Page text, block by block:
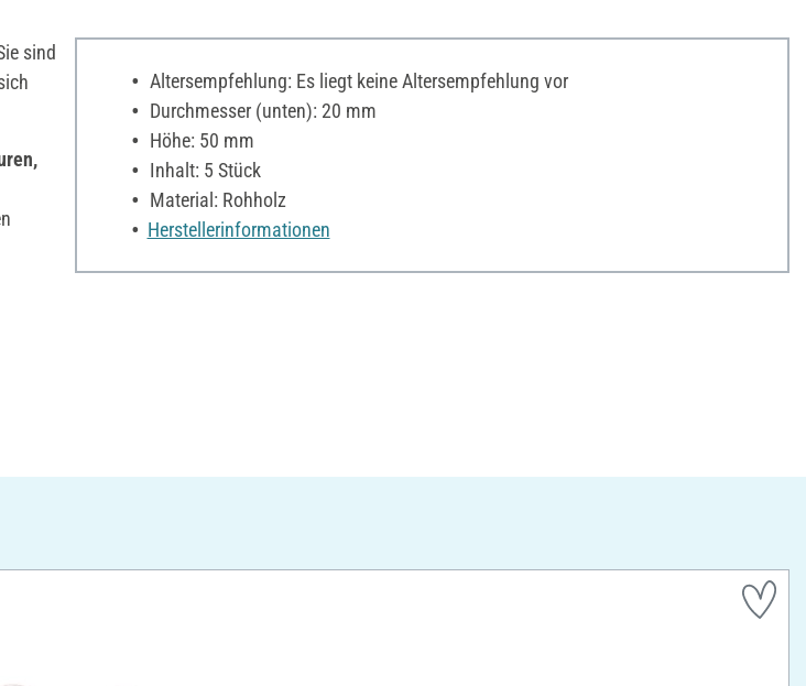
sind
Altersempfehlung: Es liegt keine Altersempfehlung vor
Durchmesser (unten): 20 mm
Höhe: 50 mm
Inhalt: 5 Stück
Material: Rohholz
Herstellerinformationen